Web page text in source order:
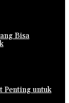
Bisa
Penting untuk